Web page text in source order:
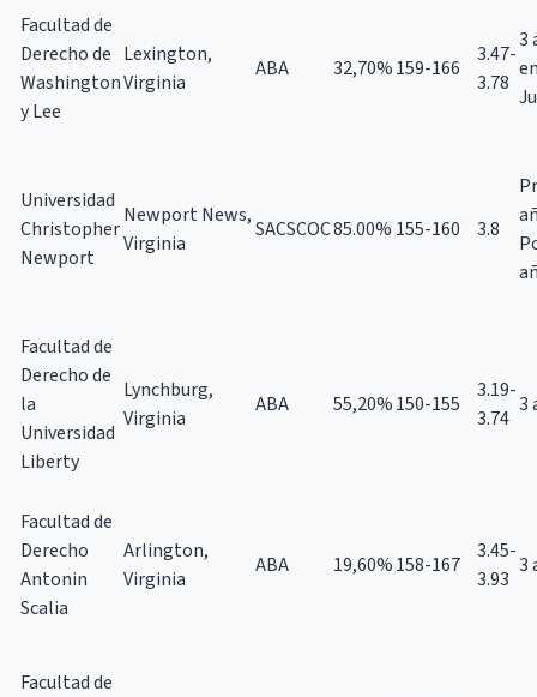
Facultad de
Derecho de
Washington
y Lee
Lexington,
Virginia
ABA 32,70%159-166
3.47-
3.78
3
Universidad
Christopher
Newport
Newport News,
Virginia
SACSCOC85.00% 155-160 3.8
Facultad de
Derecho de
la
Universidad
Liberty
Lynchburg,
Virginia
ABA 55,20%150-155
3.19-
3.74
3
Facultad de
Derecho
Antonin
Scalia
Arlington,
Virginia
ABA 19,60%158-167
3.45-
3.93
3
Facultad de